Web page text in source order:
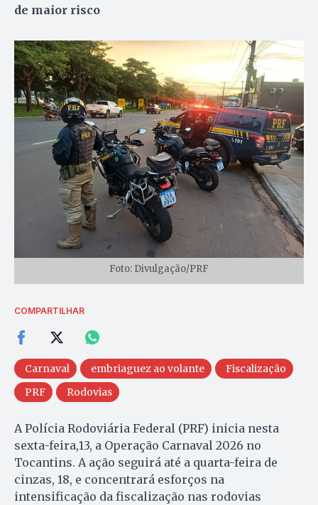
de maior risco
Foto: Divulgação/PRF
COMPARTILHAR
Carnaval embriaguez ao volante
Fiscalização
PRF
Rodovias
A Polícia Rodoviária Federal (PRF) inicia nesta
sexta-feira,13, a Operação Carnaval 2026 no
Tocantins. A ação seguirá até a quarta-feira de
cinzas, 18, e concentrará esforços na
intensificação da fiscalização nas rodovias